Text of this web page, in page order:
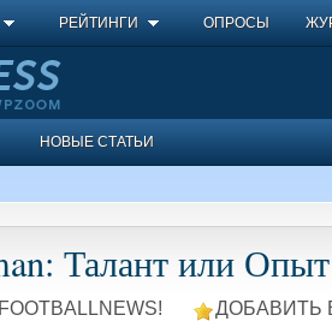
РЕЙТИНГИ ОПРОСЫ
НОВЫЕ СТАТЬИ
Талант или Опыт
ДОБАВИТЬ